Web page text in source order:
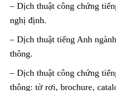
– Dịch thuật công chứng
nghị định.
– Dịch thuật tiếng Anh
thông.
– Dịch thuật công chứng
thông: tờ rơi, brochure,